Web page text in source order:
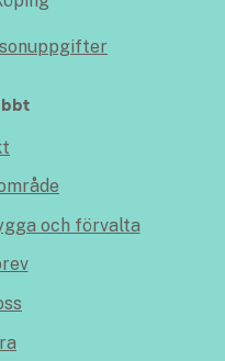
och förvalta